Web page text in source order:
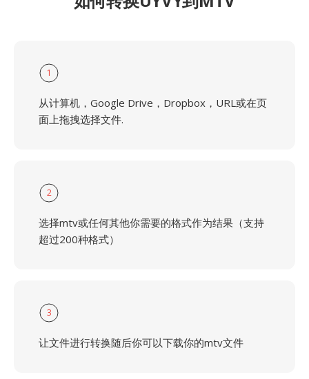
1
从计算机，Google Drive，Dropbox，URL或在页
面上拖拽选择文件.
2
选择mtv或任何其他你需要的格式作为结果（支持
超过200种格式）
3
让文件进行转换随后你可以下载你的mtv文件